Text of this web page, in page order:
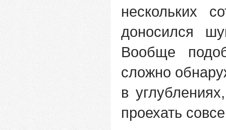
нескольких
доносился
Вообще
сложно
в
проехать